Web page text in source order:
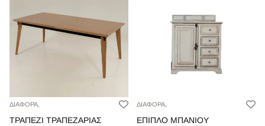
ΔΙΑΦΟΡΑ,
ΤΡΑΠΕΖΙ ΤΡΑΠΕΖΑΡΙΑΣ
ΔΙΑΦΟΡΑ,
ΕΠΙΠΛΟ ΜΠΑΝΙΟΥ